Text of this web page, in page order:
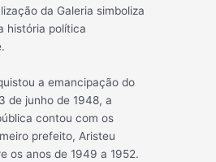
da Galeria simboliza
história política
a emancipação do
de junho de 1948, a
contou com os
prefeito, Aristeu
os anos de 1949 a 1952.